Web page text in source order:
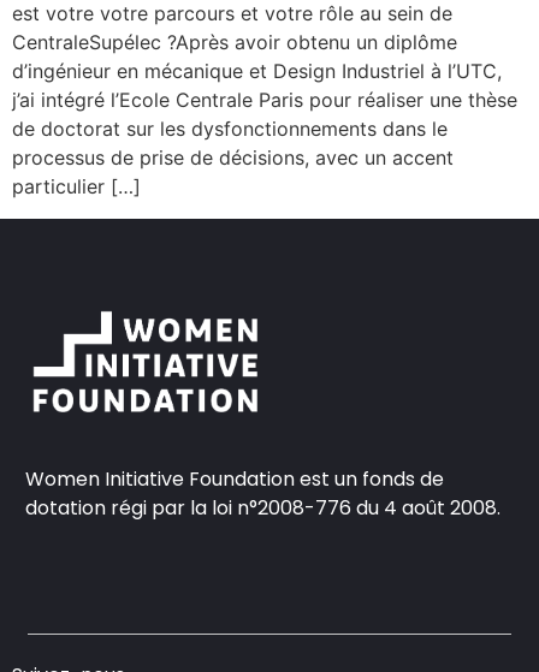
est votre votre parcours et votre rôle au sein de
CentraleSupélec ?Après avoir obtenu un diplôme
d’ingénieur en mécanique et Design Industriel à l’UTC,
j’ai intégré l’Ecole Centrale Paris pour réaliser une thèse
de doctorat sur les dysfonctionnements dans le
processus de prise de décisions, avec un accent
particulier […]
Women Initiative Foundation est un fonds de
dotation régi par la loi n°2008-776 du 4 août 2008.